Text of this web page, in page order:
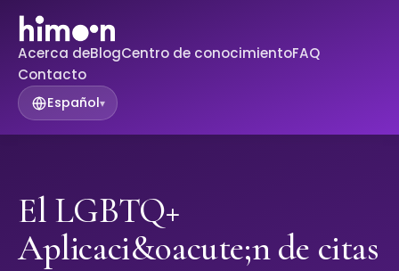
Acerca deBlogCentro de conocimientoFAQ
Contacto
Español▾
El LGBTQ+
Aplicaci&oacute;n de citas